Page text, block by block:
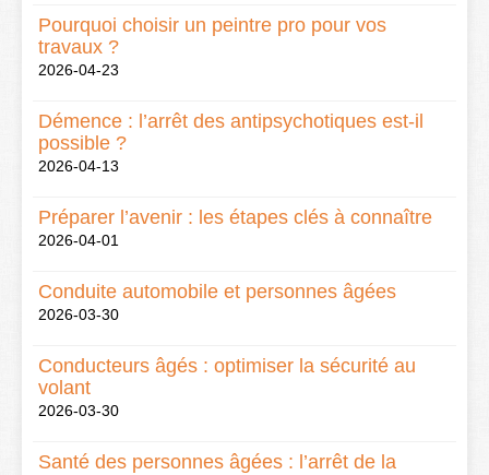
Pourquoi choisir un peintre pro pour vos
travaux ?
2026-04-23
Démence : l’arrêt des antipsychotiques est-il
possible ?
2026-04-13
Préparer l’avenir : les étapes clés à connaître
2026-04-01
Conduite automobile et personnes âgées
2026-03-30
Conducteurs âgés : optimiser la sécurité au
volant
2026-03-30
Santé des personnes âgées : l’arrêt de la